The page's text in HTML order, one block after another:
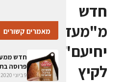
חדש
מ"מעדני
יחיעם"
לקיץ
מאמרים קשורים
חדש
פרוסה
9 ביוני 2020